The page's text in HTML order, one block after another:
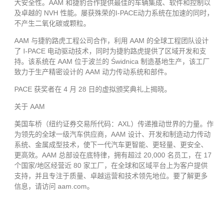
大安全性。AAM 和捷豹合作提供最佳的车辆集成、软件和控制以
及卓越的 NVH 性能。屡获殊荣的I-PACE动力系统在加速的同时，
不产生二氧化碳或颗粒。
AAM 与捷豹路虎工程公司合作，利用 AAM 的全球工程团队设计
了 I-PACE 电动驱动技术，同时为捷豹路虎提供了区域开发和支
持。该系统在 AAM 位于波兰的 Świdnica 制造基地生产，该工厂
致力于生产精密设计的 AAM 动力传动系统和部件。
PACE 获奖者在 4 月 28 日的虚拟颁奖典礼上揭晓。
关于 AAM
美国车桥（纽约证券交易所代码：AXL）传递推动世界的力量。作
为领先的全球一级汽车供应商，AAM 设计、开发和制造动力传动
系统、金属成型技术，使下一代汽车更智能、更轻量、更安全、
更高效。AAM 总部设在底特律，拥有超过 20,000 名员工，在 17
个国家/地区经营近 80 家工厂，在全球和区域平台上为客户提供
支持，并且专注于质量、卓越运营和技术领先地位。要了解更多
信息，请访问 aam.com。